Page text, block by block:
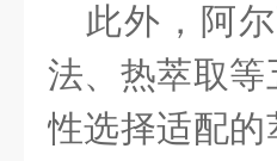
此外， 阿
法、热萃取
性选择适配